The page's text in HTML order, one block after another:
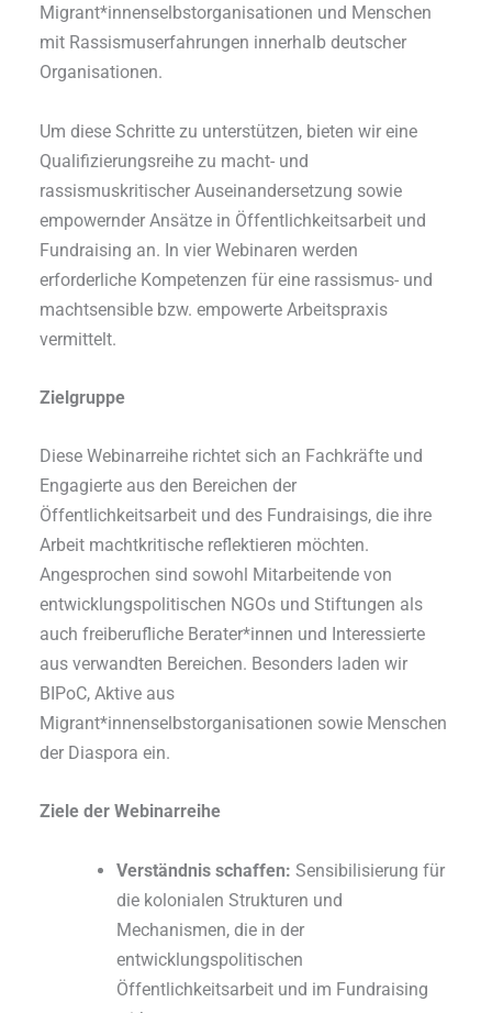
Migrant*innenselbstorganisationen und Menschen
mit Rassismuserfahrungen innerhalb deutscher
Organisationen.
Um diese Schritte zu unterstützen, bieten wir eine
Qualifizierungsreihe zu macht- und
rassismuskritischer Auseinandersetzung sowie
empowernder Ansätze in Öffentlichkeitsarbeit und
Fundraising an. In vier Webinaren werden
erforderliche Kompetenzen für eine rassismus- und
machtsensible bzw. empowerte Arbeitspraxis
vermittelt.
Zielgruppe
Diese Webinarreihe richtet sich an Fachkräfte und
Engagierte aus den Bereichen der
Öffentlichkeitsarbeit und des Fundraisings, die ihre
Arbeit machtkritische reflektieren möchten.
Angesprochen sind sowohl Mitarbeitende von
entwicklungspolitischen NGOs und Stiftungen als
auch freiberufliche Berater*innen und Interessierte
aus verwandten Bereichen. Besonders laden wir
BIPoC, Aktive aus
Migrant*innenselbstorganisationen sowie Menschen
der Diaspora ein.
Ziele der Webinarreihe
Verständnis schaffen: Sensibilisierung für
die kolonialen Strukturen und
Mechanismen, die in der
entwicklungspolitischen
Öffentlichkeitsarbeit und im Fundraising